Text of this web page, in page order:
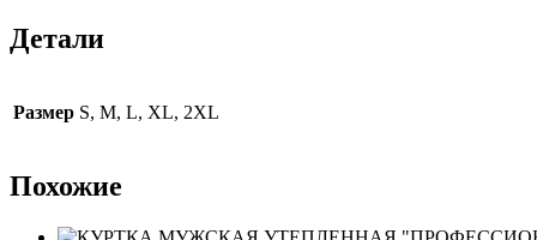
Детали
Размер S, M, L, XL, 2XL
Похожие